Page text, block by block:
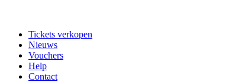
Tickets verkopen
Nieuws
Vouchers
Help
Contact